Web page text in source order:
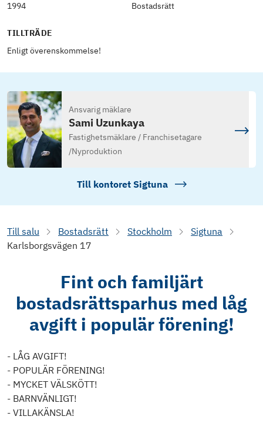
1994
Bostadsrätt
TILLTRÄDE
Enligt överenskommelse!
Ansvarig mäklare
Sami Uzunkaya
Fastighetsmäklare / Franchisetagare
/Nyproduktion
Till kontoret Sigtuna
Till salu Bostadsrätt Stockholm
Sigtuna
Karlsborgsvägen 17
Fint och familjärt
bostadsrättsparhus med låg
avgift i populär förening!
- LÅG AVGIFT!
- POPULÄR FÖRENING!
- MYCKET VÄLSKÖTT!
- BARNVÄNLIGT!
- VILLAKÄNSLA!